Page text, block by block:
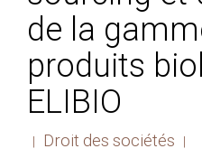
de la
produits
ELIBIO
Droit des sociétés